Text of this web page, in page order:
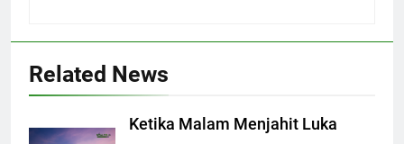
Related News
Ketika Malam Menjahit Luka